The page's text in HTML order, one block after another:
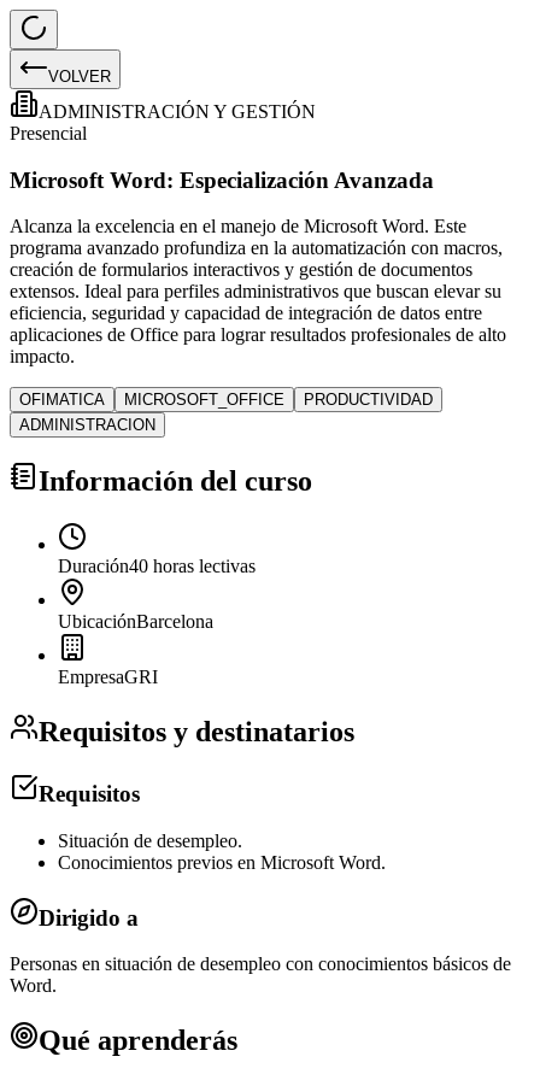
VOLVER
ADMINISTRACIÓN Y GESTIÓN
Presencial
Microsoft Word: Especialización Avanzada
Alcanza la excelencia en el manejo de Microsoft Word. Este
programa avanzado profundiza en la automatización con macros,
creación de formularios interactivos y gestión de documentos
extensos. Ideal para perfiles administrativos que buscan elevar su
eficiencia, seguridad y capacidad de integración de datos entre
aplicaciones de Office para lograr resultados profesionales de alto
impacto.
OFIMATICA MICROSOFT_OFFICE
PRODUCTIVIDAD
ADMINISTRACION
Información del curso
Duración40 horas lectivas
UbicaciónBarcelona
EmpresaGRI
Requisitos y destinatarios
Requisitos
Situación de desempleo.
Conocimientos previos en Microsoft Word.
Dirigido a
Personas en situación de desempleo con conocimientos básicos de
Word.
Qué aprenderás